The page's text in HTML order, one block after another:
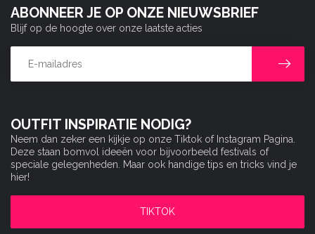
OUTFIT INSPIRATIE NODIG?
Neem dan zeker een kijkje op onze Tiktok of Instagram Pagina.
Deze staan bomvol ideeën voor bijvoorbeeld festivals of
speciale gelegenheden. Maar ook handige tips en tricks vind je
hier!
TIKTOK
ABONNEER JE OP ONZE NIEUWSBRIEF
Blijf op de hoogte over onze laatste acties